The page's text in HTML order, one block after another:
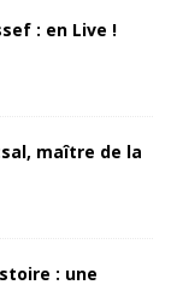
: en Live !
maître de la
: une